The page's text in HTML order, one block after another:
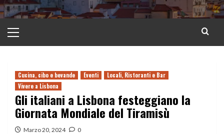
principale
Cucina, cibo e bevande Eventi
Locali, Ristoranti e Bar
Vivere a Lisbona
Gli italiani a Lisbona festeggiano la
Giornata Mondiale del Tiramisù
Marzo 20, 2024 0